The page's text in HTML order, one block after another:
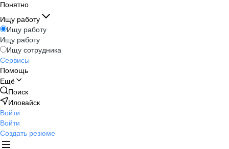
Понятно
Ищу работу
Ищу работу
Ищу работу
Ищу сотрудника
Сервисы
Помощь
Ещё
Поиск
Иловайск
Войти
Войти
Создать резюме